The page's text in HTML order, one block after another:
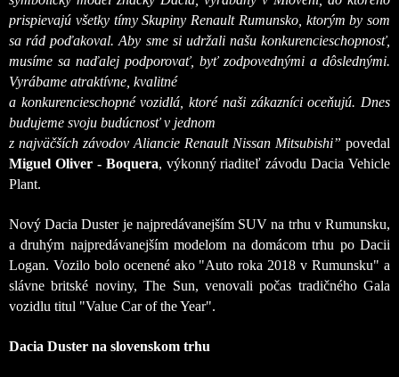
prispievajú všetky tímy Skupiny Renault Rumunsko, ktorým by som
sa rád poďakoval. Aby sme si udržali našu konkurencieschopnosť,
musíme sa naďalej podporovať, byť zodpovednými a dôslednými.
Vyrábame atraktívne, kvalitné
a konkurencieschopné vozidlá, ktoré naši zákazníci oceňujú. Dnes
budujeme svoju budúcnosť v jednom
z najväčších závodov Aliancie Renault Nissan Mitsubishi” povedal
Miguel Oliver - Boquera, výkonný riaditeľ závodu Dacia Vehicle
Plant.
Nový Dacia Duster je najpredávanejším SUV na trhu v Rumunsku,
a druhým najpredávanejším modelom na domácom trhu po Dacii
Logan. Vozilo bolo ocenené ako "Auto roka 2018 v Rumunsku" a
slávne britské noviny, The Sun, venovali počas tradičného Gala
vozidlu titul "Value Car of the Year".
Dacia Duster na slovenskom trhu